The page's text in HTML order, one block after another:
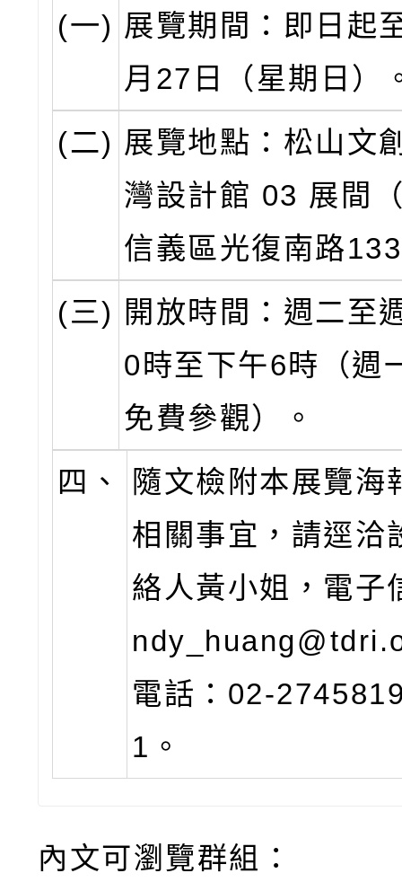
(一) 展覽期間：即日起
月27日（星期日）
(二) 展覽地點：松山文
灣設計館 03 展間
信義區光復南路
(三) 開放時間：週二至
0時至下午6時（週
免費參觀）。
四、
隨文檢附本展覽海
相關事宜，請逕洽
絡人黃小姐，電子
電話：02-
1。
內文可瀏覽群組：